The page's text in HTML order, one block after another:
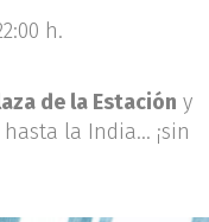
h.
de la Estación y
la India… ¡sin